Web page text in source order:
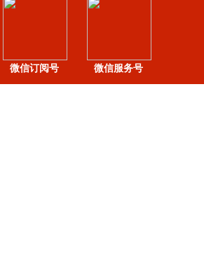
微信服务号
微信订阅号